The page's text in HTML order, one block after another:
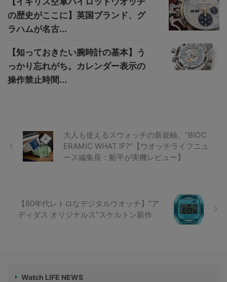
の歴史がここに】英国ブランド、グ
ラハムが名古...
【知っておきたい腕時計の基本】う
っかり忘れがち。カレンダー表示の
操作禁止時間...
大人も使えるスウォッチの新規軸、“BIOC
ERAMIC WHAT IF?”【ウオッチライフニュ
ース編集長：船平が実機レビュー】
【80年代レトロなデジタルウオッチ】“ア
ディダス オリジナルス”スケルトン新作
Watch LIFE NEWS